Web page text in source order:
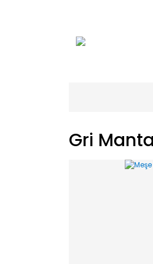
Gri